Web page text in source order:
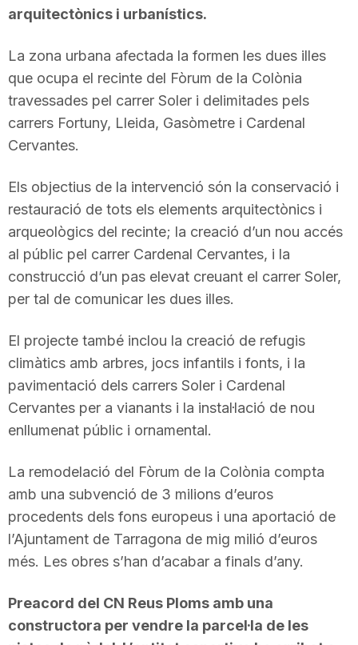
arquitectònics i urbanístics.
La zona urbana afectada la formen les dues illes
que ocupa el recinte del Fòrum de la Colònia
travessades pel carrer Soler i delimitades pels
carrers Fortuny, Lleida, Gasòmetre i Cardenal
Cervantes.
Els objectius de la intervenció són la conservació i
restauració de tots els elements arquitectònics i
arqueològics del recinte; la creació d’un nou accés
al públic pel carrer Cardenal Cervantes, i la
construcció d’un pas elevat creuant el carrer Soler,
per tal de comunicar les dues illes.
El projecte també inclou la creació de refugis
climàtics amb arbres, jocs infantils i fonts, i la
pavimentació dels carrers Soler i Cardenal
Cervantes per a vianants i la instal·lació de nou
enllumenat públic i ornamental.
La remodelació del Fòrum de la Colònia compta
amb una subvenció de 3 milions d’euros
procedents dels fons europeus i una aportació de
l’Ajuntament de Tarragona de mig milió d’euros
més. Les obres s’han d’acabar a finals d’any.
Preacord del CN Reus Ploms amb una
constructora per vendre la parcel·la de les